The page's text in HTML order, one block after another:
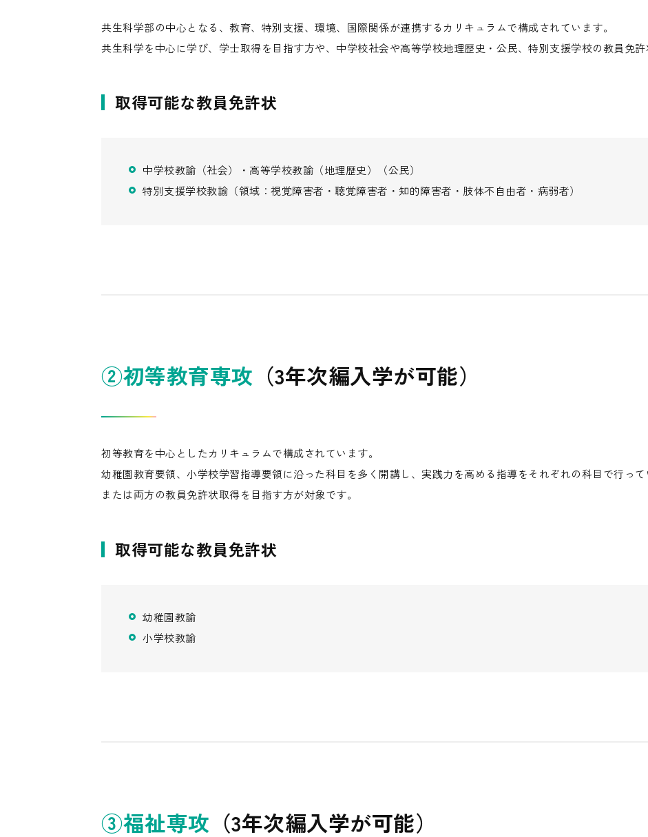
共生科学部の中心となる、教育、特別支援、環境、国際関係が連携するカリキュラムで構成されています。
共生科学を中心に学び、学士取得を目指す方や、中学校社会や高等学校地理歴史・公民、特別支援学校の教員免許
取得可能な教員免許状
中学校教諭（社会）・高等学校教諭（地理歴史）（公民）
特別支援学校教諭（領域：視覚障害者・聴覚障害者・知的障害者・肢体不自由者・病弱者）
②初等教育専攻 （3年次編入学が可能）
初等教育を中心としたカリキュラムで構成されています。
幼稚園教育要領、小学校学習指導要領に沿った科目を多く開講し、実践力を高める指導をそれぞれの科目で行って
または両方の教員免許状取得を目指す方が対象です。
取得可能な教員免許状
幼稚園教諭
小学校教諭
③福祉専攻 （3年次編入学が可能）